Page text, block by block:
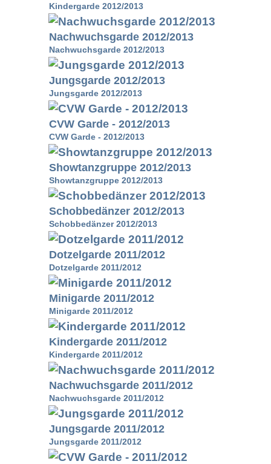
Kindergarde 2012/2013
Nachwuchsgarde 2012/2013
Nachwuchsgarde 2012/2013
Jungsgarde 2012/2013
Jungsgarde 2012/2013
CVW Garde - 2012/2013
CVW Garde - 2012/2013
Showtanzgruppe 2012/2013
Showtanzgruppe 2012/2013
Schobbedänzer 2012/2013
Schobbedänzer 2012/2013
Dotzelgarde 2011/2012
Dotzelgarde 2011/2012
Minigarde 2011/2012
Minigarde 2011/2012
Kindergarde 2011/2012
Kindergarde 2011/2012
Nachwuchsgarde 2011/2012
Nachwuchsgarde 2011/2012
Jungsgarde 2011/2012
Jungsgarde 2011/2012